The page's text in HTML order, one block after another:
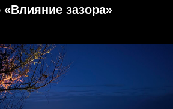
«Влияние зазора»